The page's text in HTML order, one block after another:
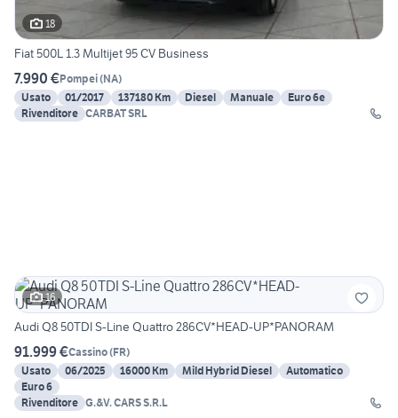
18
Fiat 500L 1.3 Multijet 95 CV Business
7.990 €Pompei(NA)
Usato
01/2017 137180 Km Diesel Manuale
Euro 6e
Rivenditore CARBAT SRL
16
Audi Q8 50TDI S-Line Quattro 286CV*HEAD-UP*PANORAM
91.999 €Cassino(FR)
Usato
06/2025 16000 Km Mild Hybrid Diesel
Automatico
Euro 6
Rivenditore G.&V. CARS S.R.L